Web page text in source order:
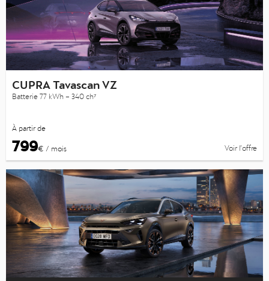
CUPRA Tavascan VZ
Batterie 77 kWh – 340 ch⁷
À partir de
799€ / mois Voir l’offre